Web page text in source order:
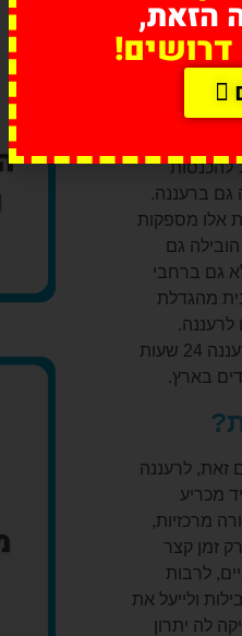
שירותי
לעסקים
להכנסות
שעות יצרו הזדמנויות עבודה גם ברעננה.
אלו מספקות
הכלכלית הכוללת של הקהילה. הנוחות של משלוחים ברעננה 24 שעות הובילה גם
גם ברחבי
מהגדלת
לרעננה.
חברות המסתמכות על משלוחים בזמן, כגון יצרנים או סיטונאים, נוטות יותר לבסס את פעילותן באזור עם שירותי משלוחים ברעננה 24 שעות
עם זאת, לרעננה
מכריע
מרכזיות,
זמן קצר
לרבות
ולייעל את
לה יתרון
הזאת,